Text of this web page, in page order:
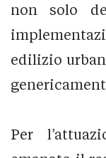
non solo
edilizio
Per